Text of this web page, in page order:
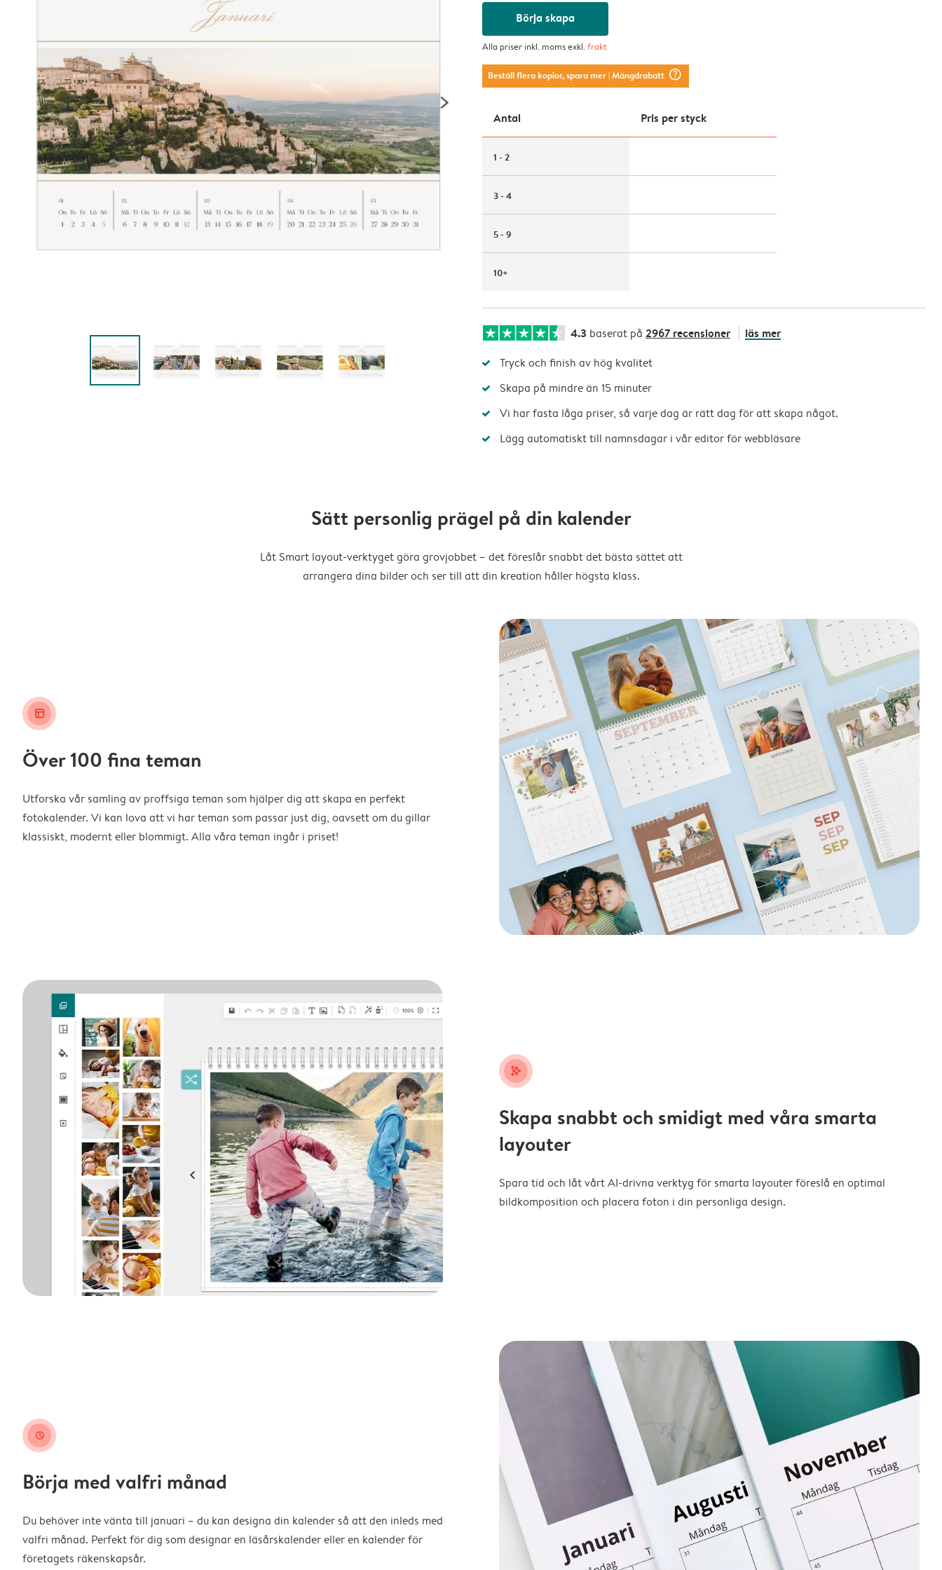
Börja skapa
Alla priser inkl. moms exkl.frakt
Beställ flera kopior, spara mer| Mängdrabatt question_mark_circle
Antal Pris per styck
1 - 2
3 - 4
5 - 9
10+
4.3 baserat på 2967 recensioner läs mer
Tryck och finish av hög kvalitet
Skapa på mindre än 15 minuter
Vi har fasta låga priser, så varje dag är rätt dag för att skapa något.
Lägg automatiskt till namnsdagar i vår editor för webbläsare
Sätt personlig prägel på din kalender
Låt Smart layout-verktyget göra grovjobbet – det föreslår snabbt det bästa sättet att
arrangera dina bilder och ser till att din kreation håller högsta klass.
layout_alt
Över 100 fina teman
Utforska vår samling av proffsiga teman som hjälper dig att skapa en perfekt
fotokalender. Vi kan lova att vi har teman som passar just dig, oavsett om du gillar
klassiskt, modernt eller blommigt. Alla våra teman ingår i priset!
stars_plus
Skapa snabbt och smidigt med våra smarta
layouter
Spara tid och låt vårt AI-drivna verktyg för smarta layouter föreslå en optimal
bildkomposition och placera foton i din personliga design.
clock
Börja med valfri månad
Du behöver inte vänta till januari – du kan designa din kalender så att den inleds med
valfri månad. Perfekt för dig som designar en läsårskalender eller en kalender för
företagets räkenskapsår.